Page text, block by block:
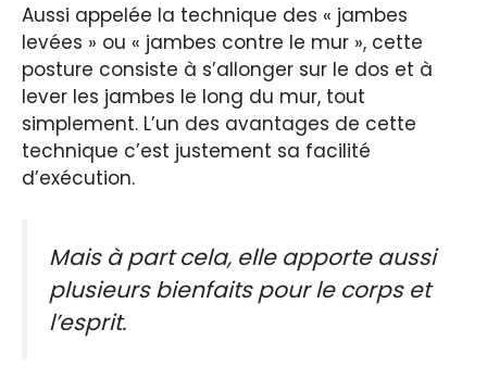
Aussi appelée la technique des « jambes
levées » ou « jambes contre le mur », cette
posture consiste à s’allonger sur le dos et à
lever les jambes le long du mur, tout
simplement. L’un des avantages de cette
technique c’est justement sa facilité
d’exécution.
Mais à part cela, elle apporte aussi
plusieurs bienfaits pour le corps et
l’esprit.